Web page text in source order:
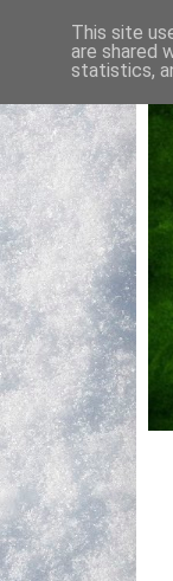
This site
are shared
statistics,